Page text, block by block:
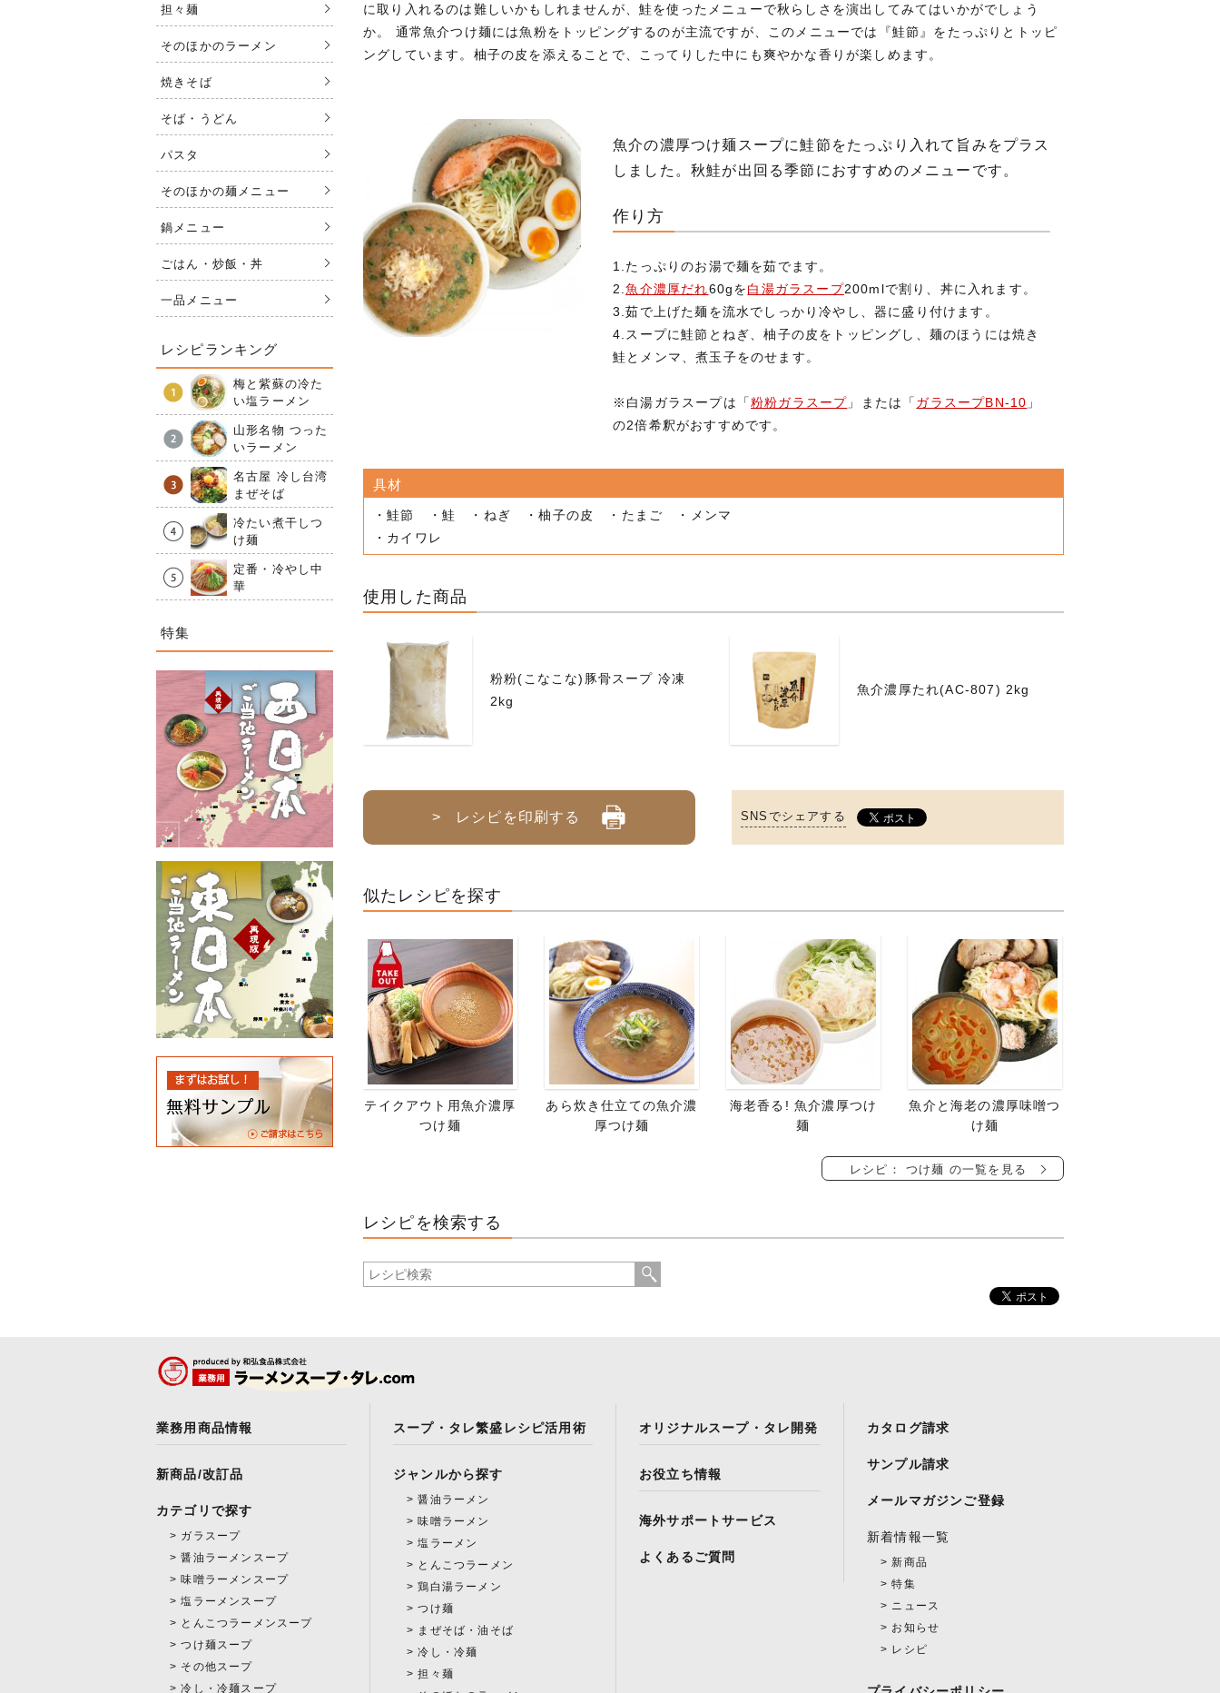
に取り入れるのは難しいかもしれませんが、鮭を使ったメニューで秋らしさを演出してみてはいかがでしょう
か。 通常魚介つけ麺には魚粉をトッピングするのが主流ですが、このメニューでは『鮭節』をたっぷりとトッピ
ングしています。柚子の皮を添えることで、こってりした中にも爽やかな香りが楽しめます。
魚介の濃厚つけ麺スープに鮭節をたっぷり入れて旨みをプラス
しました。秋鮭が出回る季節におすすめのメニューです。
作り方
1.たっぷりのお湯で麺を茹でます。
2.魚介濃厚だれ60gを白湯ガラスープ200mlで割り、丼に入れます。
3.茹で上げた麺を流水でしっかり冷やし、器に盛り付けます。
4.スープに鮭節とねぎ、柚子の皮をトッピングし、麺のほうには焼き
鮭とメンマ、煮玉子をのせます。
※白湯ガラスープは「粉粉ガラスープ 」または「 ガラスープBN-10 」
の2倍希釈がおすすめです。
具材
・鮭節 ・鮭 ・ねぎ ・柚子の皮 ・たまご ・メンマ
・カイワレ
使用した商品
粉粉(こなこな)豚骨スープ 冷凍
2kg
魚介濃厚たれ(AC-807) 2kg
> レシピを印刷する SNSでシェアする
似たレシピを探す
テイクアウト用魚介濃厚
つけ麺
あら炊き仕立ての魚介濃
厚つけ麺
海老香る! 魚介濃厚つけ
麺
魚介と海老の濃厚味噌つ
け麺
レシピ： つけ麺 の一覧を見る
レシピを検索する
担々麺
そのほかのラーメン
焼きそば
そば・うどん
パスタ
そのほかの麺メニュー
鍋メニュー
ごはん・炒飯・丼
一品メニュー
レシピランキング
梅と紫蘇の冷た
い塩ラーメン
山形名物 つった
いラーメン
名古屋 冷し台湾
まぜそば
冷たい煮干しつ
け麺
定番・冷やし中
華
特集
業務用商品情報
新商品/改訂品
カテゴリで探す
ガラスープ
醤油ラーメンスープ
味噌ラーメンスープ
塩ラーメンスープ
とんこつラーメンスープ
つけ麺スープ
その他スープ
冷し・冷麺スープ
スープ・タレ繁盛レシピ活用術
ジャンルから探す
醤油ラーメン
味噌ラーメン
塩ラーメン
とんこつラーメン
鶏白湯ラーメン
つけ麺
まぜそば・油そば
冷し・冷麺
担々麺
オリジナルスープ・タレ開発
お役立ち情報
海外サポートサービス
よくあるご質問
カタログ請求
サンプル請求
メールマガジンご登録
新着情報一覧
新商品
特集
ニュース
お知らせ
レシピ